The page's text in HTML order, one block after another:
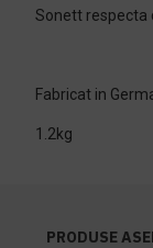
Sonett respecta
Fabricat in
1.2kg
PRODUSE